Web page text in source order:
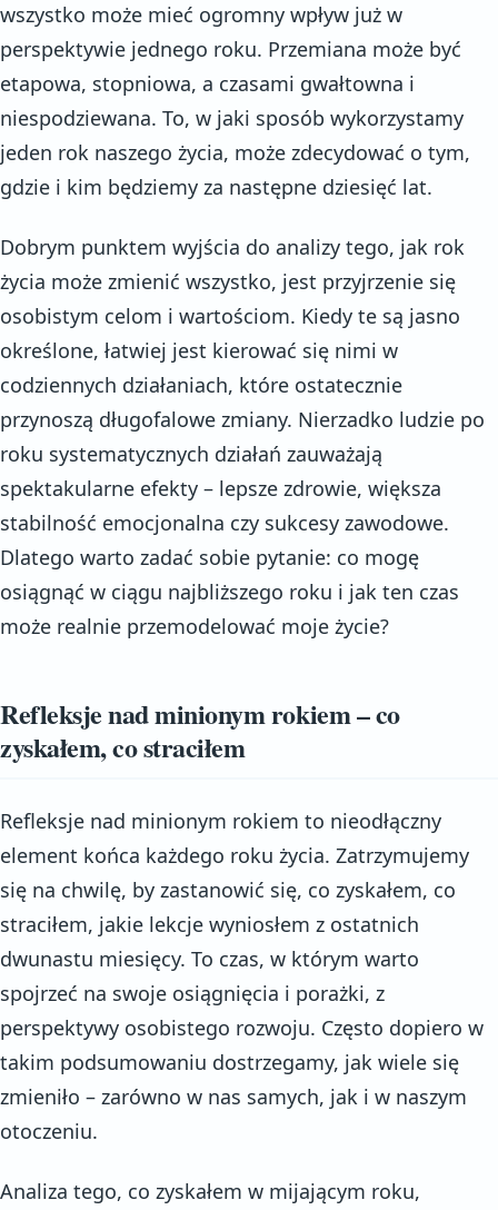
wszystko może mieć ogromny wpływ już w
perspektywie jednego roku. Przemiana może być
etapowa, stopniowa, a czasami gwałtowna i
niespodziewana. To, w jaki sposób wykorzystamy
jeden rok naszego życia, może zdecydować o tym,
gdzie i kim będziemy za następne dziesięć lat.
Dobrym punktem wyjścia do analizy tego, jak rok
życia może zmienić wszystko, jest przyjrzenie się
osobistym celom i wartościom. Kiedy te są jasno
określone, łatwiej jest kierować się nimi w
codziennych działaniach, które ostatecznie
przynoszą długofalowe zmiany. Nierzadko ludzie po
roku systematycznych działań zauważają
spektakularne efekty – lepsze zdrowie, większa
stabilność emocjonalna czy sukcesy zawodowe.
Dlatego warto zadać sobie pytanie: co mogę
osiągnąć w ciągu najbliższego roku i jak ten czas
może realnie przemodelować moje życie?
Refleksje nad minionym rokiem – co
zyskałem, co straciłem
Refleksje nad minionym rokiem to nieodłączny
element końca każdego roku życia. Zatrzymujemy
się na chwilę, by zastanowić się, co zyskałem, co
straciłem, jakie lekcje wyniosłem z ostatnich
dwunastu miesięcy. To czas, w którym warto
spojrzeć na swoje osiągnięcia i porażki, z
perspektywy osobistego rozwoju. Często dopiero w
takim podsumowaniu dostrzegamy, jak wiele się
zmieniło – zarówno w nas samych, jak i w naszym
otoczeniu.
Analiza tego, co zyskałem w mijającym roku,